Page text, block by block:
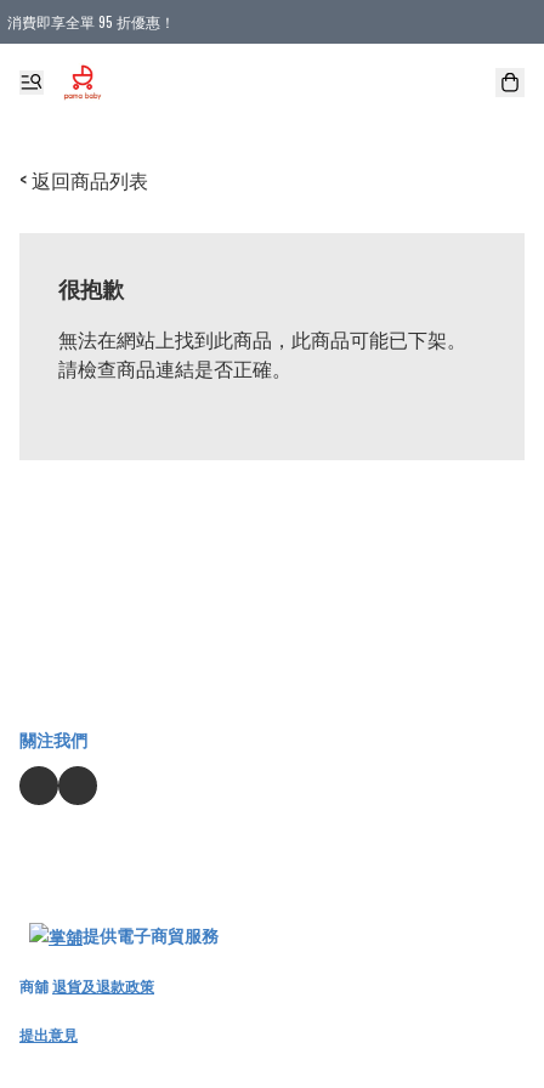
消費即享全單 95 折優惠！
購物滿 HKD 900.00即享免運費優惠！（適用於 本地送貨、本地取貨 )
< 返回商品列表
很抱歉
無法在網站上找到此商品，此商品可能已下架。
請檢查商品連結是否正確。
關注我們
提供電子商貿服務
商舖退貨及退款政策
提出意見